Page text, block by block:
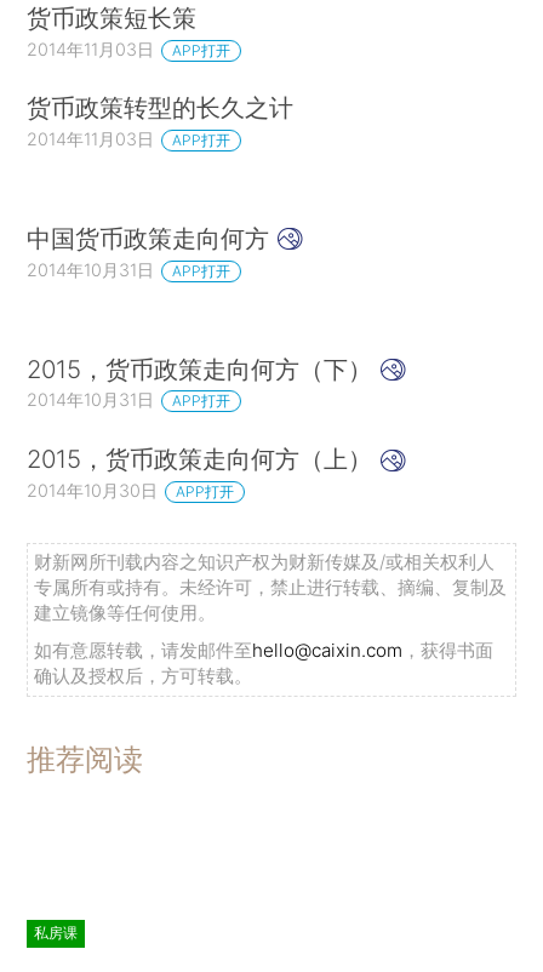
货币政策短长策
2014年11月03日 APP打开
货币政策转型的长久之计
2014年11月03日 APP打开
中国货币政策走向何方
2014年10月31日 APP打开
2015，货币政策走向何方（下）
2014年10月31日 APP打开
2015，货币政策走向何方（上）
2014年10月30日 APP打开
财新网所刊载内容之知识产权为财新传媒及/或相关权利人
专属所有或持有。未经许可，禁止进行转载、摘编、复制及
建立镜像等任何使用。
如有意愿转载，请发邮件至hello@caixin.com ，获得书面
确认及授权后，方可转载。
推荐阅读
私房课